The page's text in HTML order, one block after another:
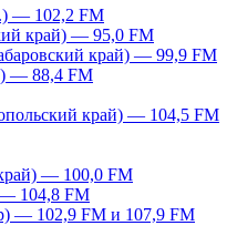
— 102,2 FM
край) — 95,0 FM
край) — 99,9 FM
— 88,4 FM
край) — 104,5 FM
— 100,0 FM
104,8 FM
— 102,9 FM и 107,9 FM